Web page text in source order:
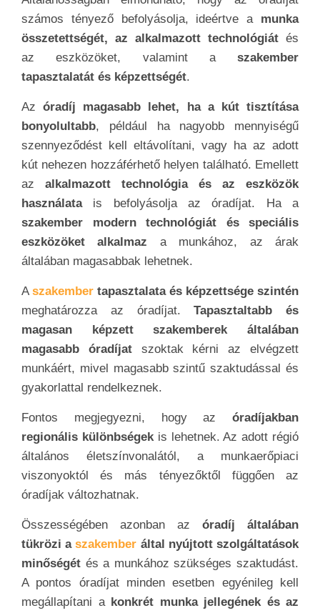
számos tényező befolyásolja, ideértve a munka
összetettségét, az alkalmazott technológiát és
az eszközöket, valamint a szakember
tapasztalatát és képzettségét.
Az óradíj magasabb lehet, ha a kút tisztítása
bonyolultabb, például ha nagyobb mennyiségű
szennyeződést kell eltávolítani, vagy ha az adott
kút nehezen hozzáférhető helyen található. Emellett
az alkalmazott technológia és az eszközök
használatais befolyásolja az óradíjat. Ha a
szakember modern technológiát és speciális
eszközöket alkalmaz a munkához, az árak
általában magasabbak lehetnek.
A szakember tapasztalata és képzettsége szintén
meghatározza az óradíjat.Tapasztaltabb és
magasan képzett szakemberek általában
magasabb óradíjatszoktak kérni az elvégzett
munkáért, mivel magasabb szintű szaktudással és
gyakorlattal rendelkeznek.
Fontos megjegyezni, hogy az óradíjakban
regionális különbségekis lehetnek. Az adott régió
általános életszínvonalától, a munkaerőpiaci
viszonyoktól és más tényezőktől függően az
óradíjak változhatnak.
Összességében azonban az óradíj általában
tükrözi aszakember által nyújtott szolgáltatások
minőségét és a munkához szükséges szaktudást.
A pontos óradíjat minden esetben egyénileg kell
megállapítani akonkrét munka jellegének és az